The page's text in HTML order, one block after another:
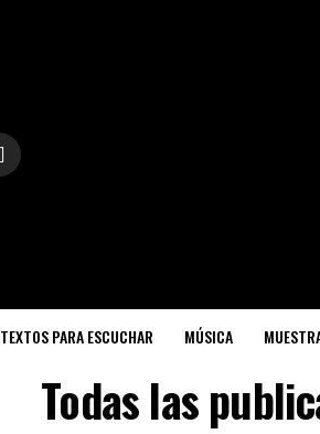
TEXTOS PARA ESCUCHAR MÚSICA
Todas las